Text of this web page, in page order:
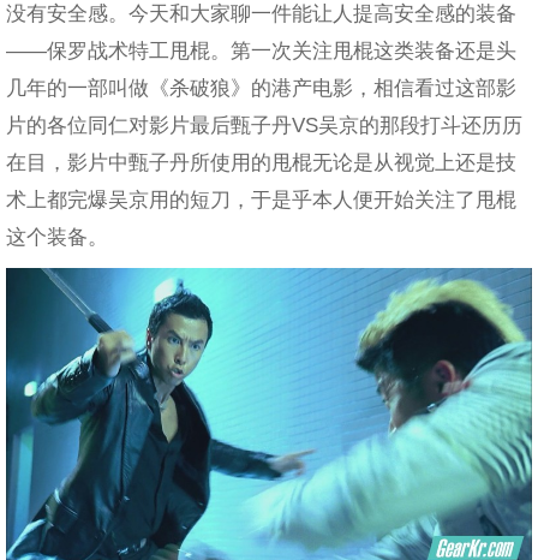
没有安全感。今天和大家聊一件能让人提高安全感的装备
——保罗战术特工甩棍。第一次关注甩棍这类装备还是头
几年的一部叫做《杀破狼》的港产电影，相信看过这部影
片的各位同仁对影片最后甄子丹VS吴京的那段打斗还历历
在目，影片中甄子丹所使用的甩棍无论是从视觉上还是技
术上都完爆吴京用的短刀，于是乎本人便开始关注了甩棍
这个装备。